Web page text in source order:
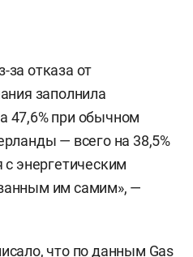
за отказа от
заполнила
47,6% при обычном
— всего на 38,5%
с энергетическим
им самим», —
что по данным Gas